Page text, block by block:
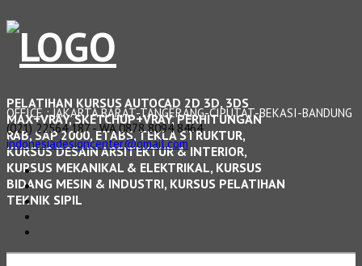
PELATIHAN KURSUS AUTOCAD 2D 3D, 3DS
MAX+VRAY, SKETCHUP+VRAY, PERHITUNGAN
RAB, SAP 2000, ETABS, TEKLA STRUKTUR,
KURSUS DESAIN ARSITEKTUR & INTERIOR,
KURSUS MEKANIKAL & ELEKTRIKAL, KURSUS
BIDANG MESIN & INDUSTRI, KURSUS PELATIHAN
TEKNIK SIPIL
OFFICE : JAKARTA BARAT-TANGERANG-CIPUTAT-BEKASI-BANDUNG
(021) 22564 187 - WA 0878 8094 8464
indonesiadesigncenter@gmail.com